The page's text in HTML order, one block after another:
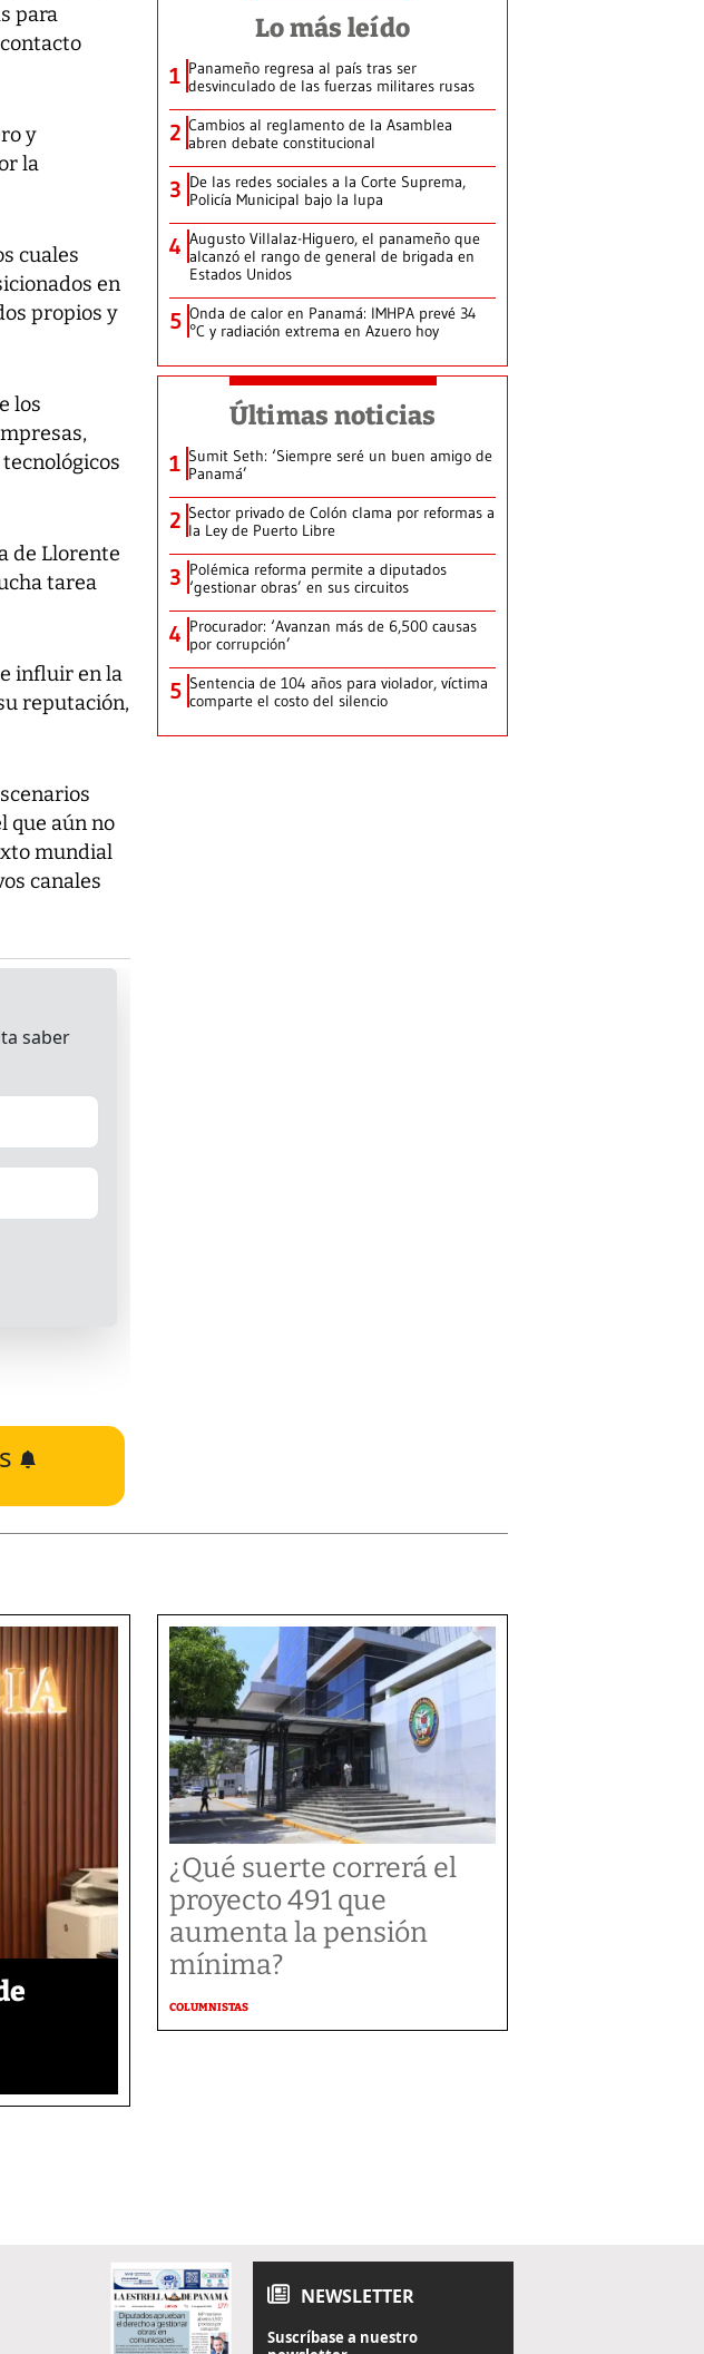
para
y
la
cuales
en
propios y
los
de Llorente
tarea
influir en la
reputación,
que aún no
mundial
canales
Lo más leído
1 Panameño regresa al país tras ser
desvinculado de las fuerzas militares rusas
2 Cambios al reglamento de la Asamblea
abren debate constitucional
3 De las redes sociales a la Corte Suprema,
Policía Municipal bajo la lupa
4 Augusto Villalaz-Higuero, el panameño que
alcanzó el rango de general de brigada en
Estados Unidos
5 Onda de calor en Panamá: IMHPA prevé 34
°C y radiación extrema en Azuero hoy
Últimas noticias
1 Sumit Seth: ‘Siempre seré un buen amigo de
Panamá’
2 Sector privado de Colón clama por reformas a
la Ley de Puerto Libre
3 Polémica reforma permite a diputados
‘gestionar obras’ en sus circuitos
4 Procurador: ‘Avanzan más de 6,500 causas
por corrupción’
5 Sentencia de 104 años para violador, víctima
comparte el costo del silencio
¿Qué suerte correrá el
proyecto 491 que
aumenta la pensión
mínima?
COLUMNISTAS
NEWSLETTER
Suscríbase a nuestro